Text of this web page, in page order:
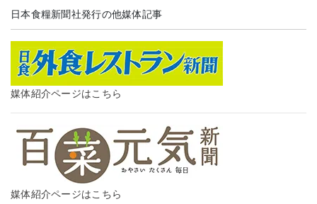
日本食糧新聞社発行の他媒体記事
媒体紹介ページはこちら
媒体紹介ページはこちら